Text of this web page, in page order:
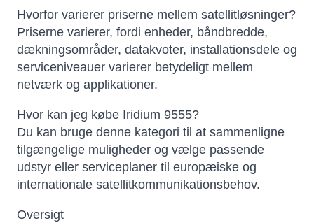
Hvorfor varierer priserne mellem satellitløsninger?
Priserne varierer, fordi enheder, båndbredde,
dækningsområder, datakvoter, installationsdele og
serviceniveauer varierer betydeligt mellem
netværk og applikationer.
Hvor kan jeg købe Iridium 9555?
Du kan bruge denne kategori til at sammenligne
tilgængelige muligheder og vælge passende
udstyr eller serviceplaner til europæiske og
internationale satellitkommunikationsbehov.
Oversigt